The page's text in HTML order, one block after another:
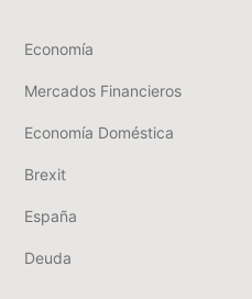
Economía
Mercados Financieros
Economía Doméstica
Brexit
España
Deuda